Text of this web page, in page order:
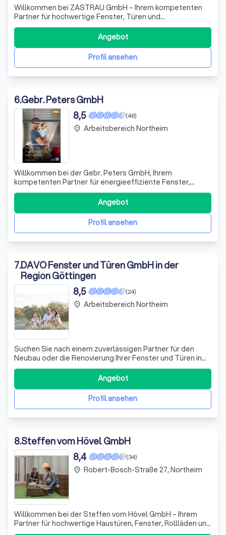
Willkommen bei ZASTRAU GmbH – Ihrem kompetenten
Partner für hochwertige Fenster, Türen und
Terrassenüberdachungen in Göttingen! Wir zeichnen uns
durch Freundlichkeit, Fachkompetenz und ein engagiertes
Team aus, das stets bestrebt ist, Ihre Wünsche zu
erfüllen. Unsere Kunden schätzen die sorgfältige
Profil ansehen
Angebot
6.Gebr. Peters GmbH
(48)
8,5
Willkommen bei der Gebr. Peters GmbH, Ihrem
kompetenten Partner für energieeffiziente Fenster,
moderne Türen und effektiven Sonnenschutz. Seit über
100 Jahren stehen wir für Qualität und Zuverlässigkeit in
Höxter-Bödexen und darüber hinaus. Unsere Leidenschaft
gilt der Schaffung von gemütlichen und
Profil ansehen
Angebot
place Arbeitsbereich Northeim
7.DAVO Fenster und Türen GmbH in der
Region Göttingen
(24)
8,5
Suchen Sie nach einem zuverlässigen Partner für den
Neubau oder die Renovierung Ihrer Fenster und Türen in
der Region Göttingen und Duderstadt? Dann sind Sie bei
uns genau richtig! Wir von DAVO Fenster & Türen sind ein
erfahrenes Familienunternehmen in zweiter Generation,
das sich auf die individuelProfil ansehen
Angebot
place Arbeitsbereich Northeim
8.Steffen vom Hövel GmbH
(34)
8,4
Willkommen bei der Steffen vom Hövel GmbH – Ihrem
Partner für hochwertige Haustüren, Fenster, Rollläden und
mehr! In einer Welt, in der sich Technik und
place Robert-Bosch-Straße 27, Northeim